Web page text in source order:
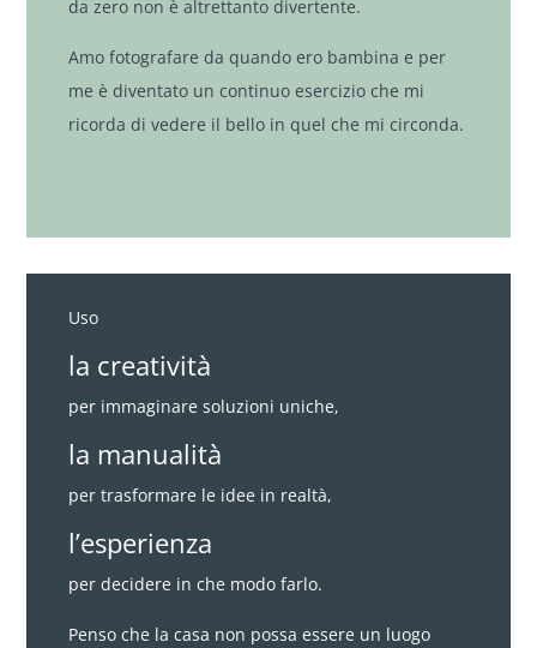
da zero non è altrettanto divertente.
Amo fotografare da quando ero bambina e per
me è diventato un continuo esercizio che mi
ricorda di vedere il bello in quel che mi circonda.
Uso
la creatività
per immaginare soluzioni uniche,
la manualità
per trasformare le idee in realtà,
l’esperienza
per decidere in che modo farlo.
Penso che la casa non possa essere un luogo